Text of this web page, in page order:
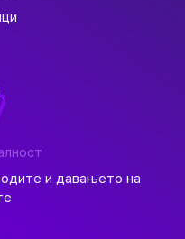
и давањето на